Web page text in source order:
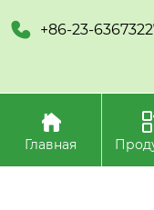
 +86-23-
Авторское
Продукты

Главная